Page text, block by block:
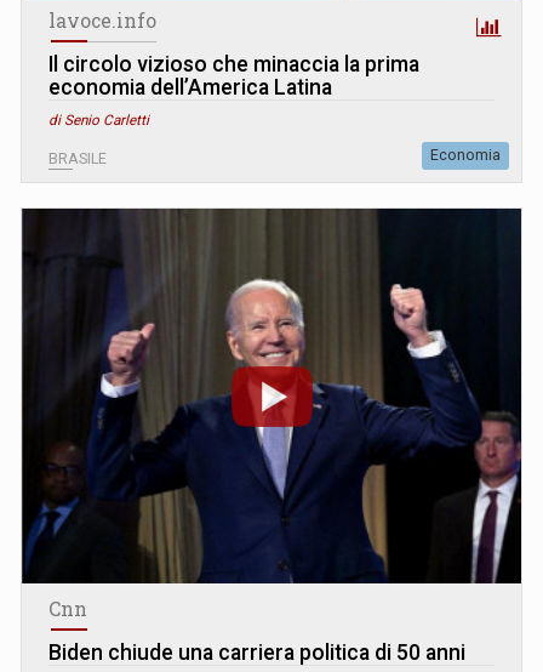
lavoce.info
Il circolo vizioso che minaccia la prima
economia dell’America Latina
di Senio Carletti
BRASILE Economia
Cnn
Biden chiude una carriera politica di 50 anni